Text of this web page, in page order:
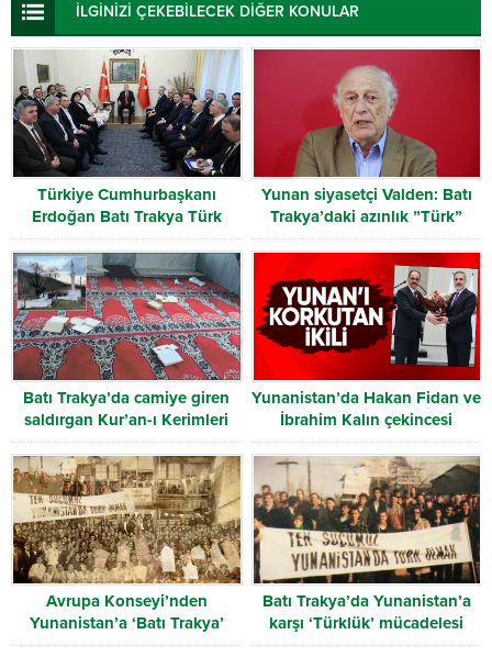
İLGİNİZİ ÇEKEBİLECEK DİĞER KONULAR
Türkiye Cumhurbaşkanı
Erdoğan Batı Trakya Türk
Heyetini kabul etti
Yunan siyasetçi Valden: Batı
Trakya’daki azınlık ”Türk”
olarak tanınmalı
Batı Trakya’da camiye giren
saldırgan Kur’an-ı Kerimleri
yırttı
Yunanistan’da Hakan Fidan ve
İbrahim Kalın çekincesi
Avrupa Konseyi’nden
Yunanistan’a ‘Batı Trakya’
uyarısı
Batı Trakya’da Yunanistan’a
karşı ‘Türklük’ mücadelesi